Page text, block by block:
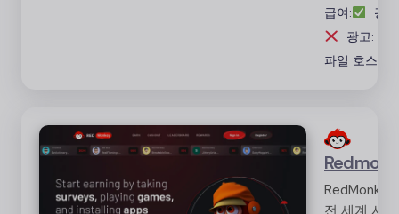
급여:
광
광고: 0%
파일 호스팅
RedMonkey
전 세계 사